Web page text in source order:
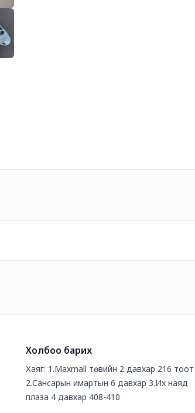
Холбоо барих
Хаяг: 1.Maxmall төвийн 2 давхар 216 тоот
2.Сансарын имартын 6 давхар 3.Их наяд
плаза 4 давхар 408-410